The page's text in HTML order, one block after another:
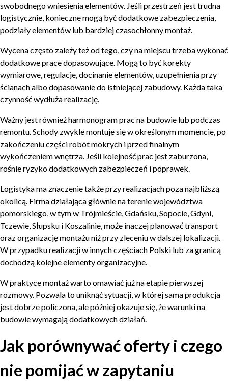
swobodnego wniesienia elementów. Jeśli przestrzeń jest trudna
logistycznie, konieczne mogą być dodatkowe zabezpieczenia,
podziały elementów lub bardziej czasochłonny montaż.
Wycena często zależy też od tego, czy na miejscu trzeba wykonać
dodatkowe prace dopasowujące. Mogą to być korekty
wymiarowe, regulacje, docinanie elementów, uzupełnienia przy
ścianach albo dopasowanie do istniejącej zabudowy. Każda taka
czynność wydłuża realizację.
Ważny jest również harmonogram prac na budowie lub podczas
remontu. Schody zwykle montuje się w określonym momencie, po
zakończeniu części robót mokrych i przed finalnym
wykończeniem wnętrza. Jeśli kolejność prac jest zaburzona,
rośnie ryzyko dodatkowych zabezpieczeń i poprawek.
Logistyka ma znaczenie także przy realizacjach poza najbliższą
okolicą. Firma działająca głównie na terenie województwa
pomorskiego, w tym w Trójmieście, Gdańsku, Sopocie, Gdyni,
Tczewie, Słupsku i Koszalinie, może inaczej planować transport
oraz organizację montażu niż przy zleceniu w dalszej lokalizacji.
W przypadku realizacji w innych częściach Polski lub za granicą
dochodzą kolejne elementy organizacyjne.
W praktyce montaż warto omawiać już na etapie pierwszej
rozmowy. Pozwala to uniknąć sytuacji, w której sama produkcja
jest dobrze policzona, ale później okazuje się, że warunki na
budowie wymagają dodatkowych działań.
Jak porównywać oferty i czego
nie pomijać w zapytaniu